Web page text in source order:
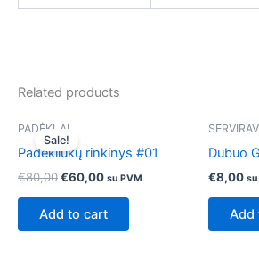
Related products
Sale!
PADĖKLAI
Padėkliukų rinkinys #01
€80,00
price
was:
€80,00.
€60,00
is:
€60,00.
su PVM
Add to cart
Dubuo
€8,00 su
Add